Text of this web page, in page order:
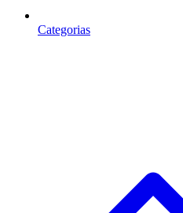
Categorias